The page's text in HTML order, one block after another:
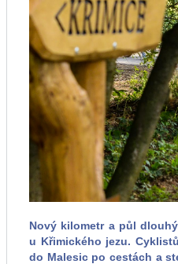
Nový kilometr a půl
u Křimického jezu.
do Malesic po cestách a